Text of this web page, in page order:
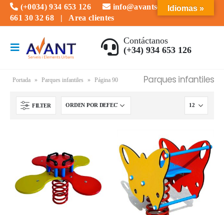
(+0034) 934 653 126
info@avantserveis.com
661 30 32 68 | Area clientes
Contáctanos
(+34) 934 653 126
Parques infantiles
Portada » Parques infantiles » Página 90
FILTER
Idiomas »